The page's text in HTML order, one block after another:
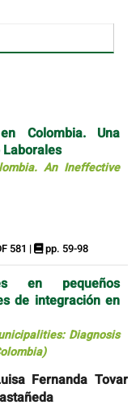
Colombia. Una
An Ineffective
581 | pp. 59-98
en pequeños
de integración en
Diagnosis
Fernanda Tovar